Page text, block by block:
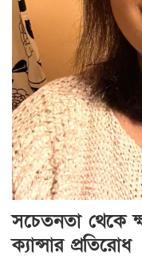
সচেতনতা থেকে
ক্যান্সার প্রতিরোধ